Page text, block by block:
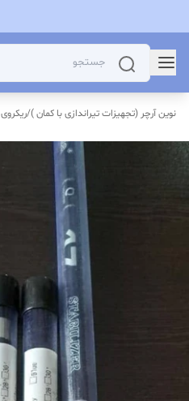
نوین آرچر (تجهیزات تیراندازی با کمان )/ریکروی